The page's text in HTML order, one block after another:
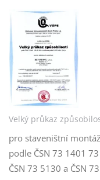
Velký průkaz
pro staveništní
podle ČSN 73 1401
ČSN 73 5130 a ČSN